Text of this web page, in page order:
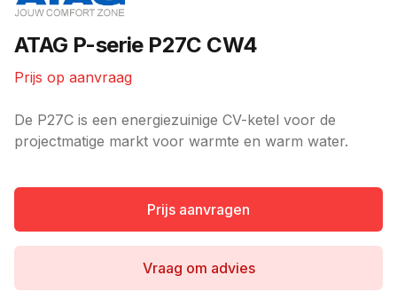
ATAG P-serie P27C CW4
Prijs op aanvraag
De P27C is een energiezuinige CV-ketel voor de
projectmatige markt voor warmte en warm water.
Prijs aanvragen
Vraag om advies